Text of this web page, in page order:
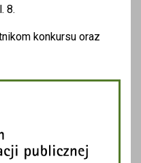
8.
konkursu oraz